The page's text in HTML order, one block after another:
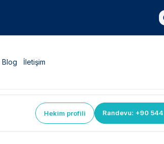
Blog İletişim
Hekim profili Randevu: +90